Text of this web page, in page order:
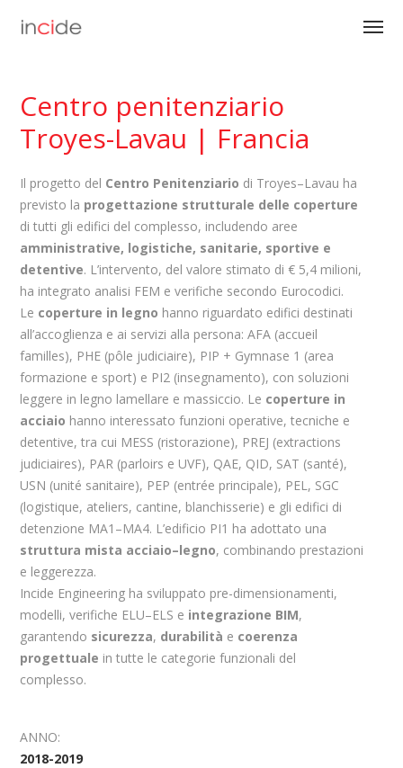
Centro penitenziario
Troyes-Lavau | Francia
Il progetto del Centro Penitenziario di Troyes–Lavau ha
previsto la progettazione strutturale delle coperture
di tutti gli edifici del complesso, includendo aree
amministrative, logistiche, sanitarie, sportive e
detentive. L’intervento, del valore stimato di € 5,4 milioni,
ha integrato analisi FEM e verifiche secondo Eurocodici.
Le coperture in legno hanno riguardato edifici destinati
all’accoglienza e ai servizi alla persona: AFA (accueil
familles), PHE (pôle judiciaire), PIP + Gymnase 1 (area
formazione e sport) e PI2 (insegnamento), con soluzioni
leggere in legno lamellare e massiccio. Le coperture in
acciaio hanno interessato funzioni operative, tecniche e
detentive, tra cui MESS (ristorazione), PREJ (extractions
judiciaires), PAR (parloirs e UVF), QAE, QID, SAT (santé),
USN (unité sanitaire), PEP (entrée principale), PEL, SGC
(logistique, ateliers, cantine, blanchisserie) e gli edifici di
detenzione MA1–MA4. L’edificio PI1 ha adottato una
struttura mista acciaio–legno, combinando prestazioni
e leggerezza.
Incide Engineering ha sviluppato pre-dimensionamenti,
modelli, verifiche ELU–ELS e integrazione BIM,
garantendo sicurezza, durabilità e coerenza
progettuale in tutte le categorie funzionali del
complesso.
ANNO:
2018-2019